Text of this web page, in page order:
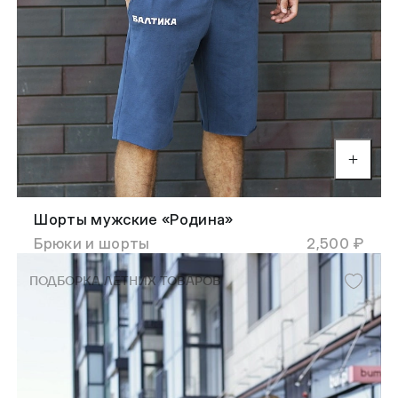
Шорты мужские «Родина»
Брюки и шорты
2,500 ₽
ПОДБОРКА ЛЕТНИХ ТОВАРОВ